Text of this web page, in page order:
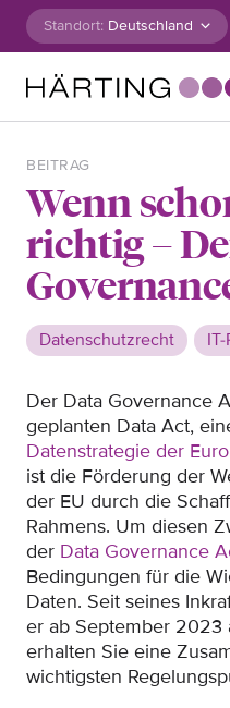
Zum Inhalt springen
Standort:
BEITRAG
Wenn
richtig –
Datenschutzrecht
Der Data Governance
geplanten Data Act,
Datenstrategie der
ist die Förderung der
der EU durch die
Rahmens. Um diesen
der Data Governance
Bedingungen für die
Daten. Seit seines
er ab September 2023
erhalten Sie eine
wichtigsten